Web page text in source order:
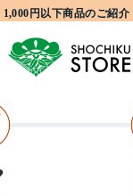
円以下商品のご紹介